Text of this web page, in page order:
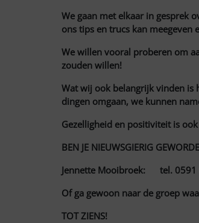
We gaan met elkaar in gesprek
ons tips en trucs kan meegeven
We willen vooral proberen om
zouden willen!
Wat wij ook belangrijk vinden is
dingen omgaan, we kunnen
Gezelligheid en positiviteit is
BEN JE NIEUWSGIERIG
Jennette Mooibroek:
Of ga gewoon naar de groep
TOT ZIENS!